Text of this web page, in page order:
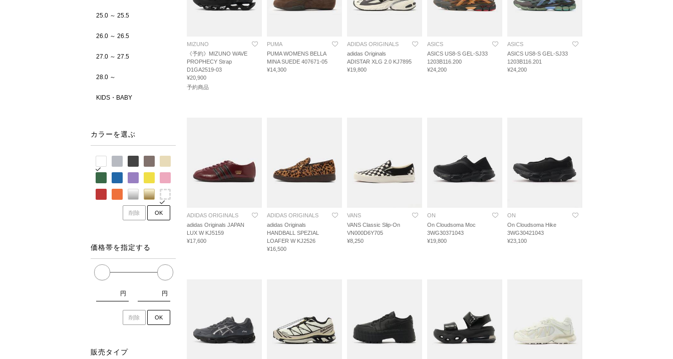
25.0 ～ 25.5
26.0 ～ 26.5
27.0 ～ 27.5
28.0 ～
KIDS・BABY
カラーを選ぶ
削除 OK
価格帯を指定する
円 円
削除 OK
販売タイプ
MIZUNO
《予約》MIZUNO WAVE
PROPHECY Strap
D1GA2519-03
¥20,900
予約商品
PUMA
PUMA WOMENS BELLA
MINA SUEDE 407671-05
¥14,300
ADIDAS ORIGINALS
adidas Originals
ADISTAR XLG 2.0 KJ7895
¥19,800
ASICS
ASICS US8-S GEL-SJ33
1203B116.200
¥24,200
ASICS
ASICS US8-S GEL-SJ33
1203B116.201
¥24,200
ADIDAS ORIGINALS
adidas Originals JAPAN
LUX W KJ5159
¥17,600
ADIDAS ORIGINALS
adidas Originals
HANDBALL SPEZIAL
LOAFER W KJ2526
¥16,500
VANS
VANS Classic Slip-On
VN000D6Y705
¥8,250
ON
On Cloudsoma Moc
3WG30371043
¥19,800
ON
On Cloudsoma Hike
3WG30421043
¥23,100